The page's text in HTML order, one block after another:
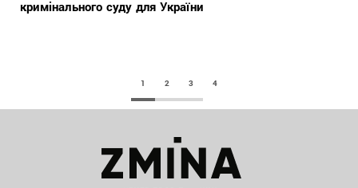
кримінального суду для України
1 2 3 4